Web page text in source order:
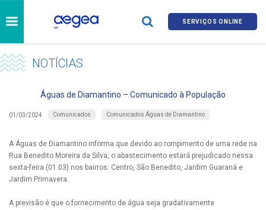
SERVIÇOS ONLINE
NOTÍCIAS
Águas de Diamantino – Comunicado à População
01/03/2024 Comunicados Comunicados Águas de Diamantino
A Águas de Diamantino informa que devido ao rompimento de uma rede na
Rua Benedito Moreira da Silva, o abastecimento estará prejudicado nessa
sexta-feira (01.03) nos bairros: Centro, São Benedito, Jardim Guaraná e
Jardim Primavera.
A previsão é que o fornecimento de água seja gradativamente